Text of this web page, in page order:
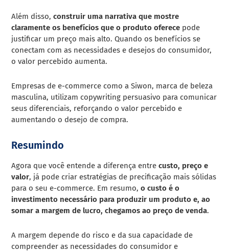
Além disso,construir uma narrativa que mostre
claramente os benefícios que o produto oferece pode
justificar um preço mais alto. Quando os benefícios se
conectam com as necessidades e desejos do consumidor,
o valor percebido aumenta.
Empresas de e-commerce como a Siwon, marca de beleza
masculina, utilizam copywriting persuasivo para comunicar
seus diferenciais, reforçando o valor percebido e
aumentando o desejo de compra.
Resumindo
Agora que você entende a diferença entrecusto, preço e
valor, já pode criar estratégias de precificação mais sólidas
para o seu e-commerce. Em resumo,o custo é o
investimento necessário para produzir um produto e, ao
somar a margem de lucro, chegamos ao preço de venda.
A margem depende do risco e da sua capacidade de
compreender as necessidades do consumidor e